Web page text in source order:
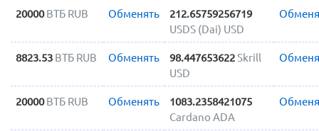
20000 ВТБ RUB Обменять
212.65759256719
USDS (Dai) USD
8823.53 ВТБ RUB Обменять 98.447653622Skrill
USD
20000 ВТБ RUB Обменять
1083.2358421075
Cardano ADA